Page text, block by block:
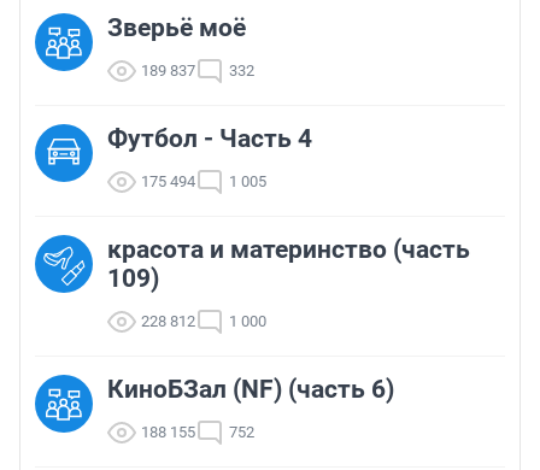
Зверьё моё
189 837 332
Футбол - Часть 4
175 494 1 005
красота и материнство (часть
109)
228 812 1 000
КиноБЗал (NF) (часть 6)
188 155 752